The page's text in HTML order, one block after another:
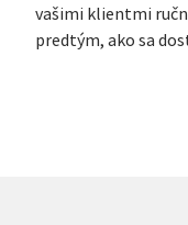
vašimi klientmi
predtým, ako sa